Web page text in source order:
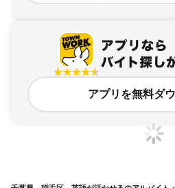
アプリを無料ダ